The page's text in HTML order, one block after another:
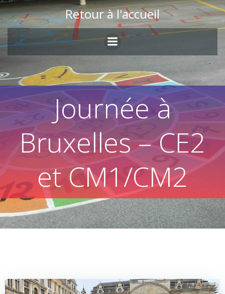
Skip
to
content
Retour à l'accueil
Journée à
Bruxelles – CE2
et CM1/CM2